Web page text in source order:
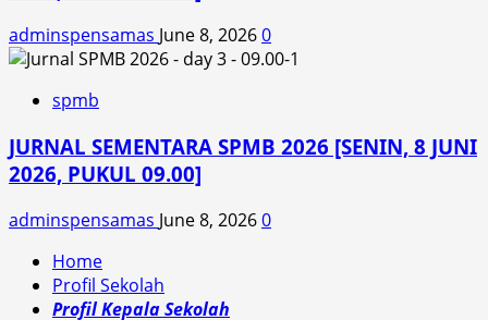
adminspensamas June 8, 20260
spmb
JURNAL SEMENTARA SPMB 2026 [SENIN, 8 JUNI
2026, PUKUL 09.00]
adminspensamas June 8, 20260
Home
Profil Sekolah
Profil Kepala Sekolah